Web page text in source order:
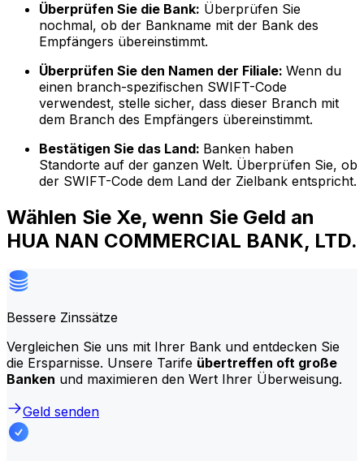
Überprüfen Sie die Bank: Überprüfen Sie
nochmal, ob der Bankname mit der Bank des
Empfängers übereinstimmt.
Überprüfen Sie den Namen der Filiale: Wenn du
einen branch-spezifischen SWIFT-Code
verwendest, stelle sicher, dass dieser Branch mit
dem Branch des Empfängers übereinstimmt.
Bestätigen Sie das Land: Banken haben
Standorte auf der ganzen Welt. Überprüfen Sie, ob
der SWIFT-Code dem Land der Zielbank entspricht.
Wählen Sie Xe, wenn Sie Geld an
HUA NAN COMMERCIAL BANK, LTD.
Bessere Zinssätze
Vergleichen Sie uns mit Ihrer Bank und entdecken Sie
die Ersparnisse. Unsere Tarife übertreffen oft große
Banken und maximieren den Wert Ihrer Überweisung.
Geld senden